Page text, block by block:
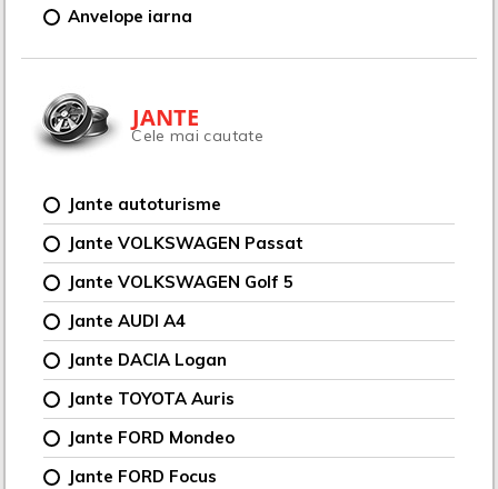
Anvelope iarna
JANTE
Cele mai cautate
Jante autoturisme
Jante VOLKSWAGEN Passat
Jante VOLKSWAGEN Golf 5
Jante AUDI A4
Jante DACIA Logan
Jante TOYOTA Auris
Jante FORD Mondeo
Jante FORD Focus